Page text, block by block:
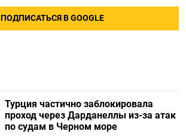
ПОДПИСАТЬСЯ В GOOGLE
Турция частично заблокировала
проход через Дарданеллы из-за атак
по судам в Черном море